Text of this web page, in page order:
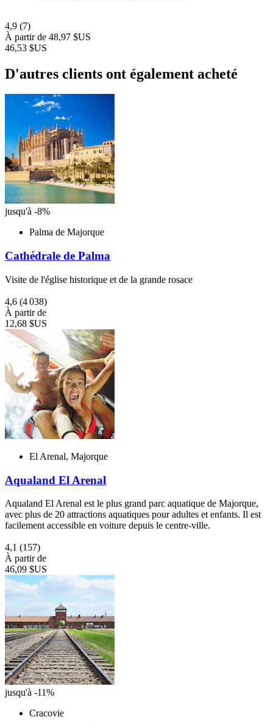
4,9 (7)
À partir de 48,97 $US
46,53 $US
D'autres clients ont également acheté
jusqu'à -8%
Palma de Majorque
Cathédrale de Palma
Visite de l'église historique et de la grande rosace
4,6 (4 038)
À partir de
12,68 $US
El Arenal, Majorque
Aqualand El Arenal
Aqualand El Arenal est le plus grand parc aquatique de Majorque,
avec plus de 20 attractions aquatiques pour adultes et enfants. Il est
facilement accessible en voiture depuis le centre-ville.
4,1 (157)
À partir de
46,09 $US
jusqu'à -11%
Cracovie